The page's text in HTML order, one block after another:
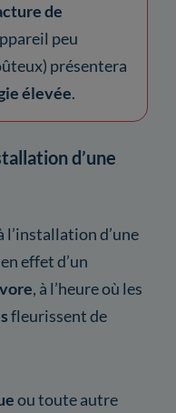
de
peu
présentera
élevée.
d’une
l’installation d’une
effet d’un
, à l’heure où les
fleurissent de
ou toute autre